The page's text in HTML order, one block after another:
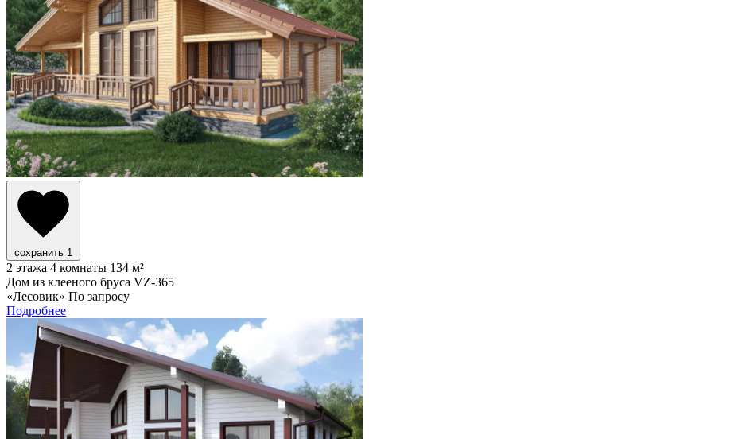
сохранить 1
2 этажа 4 комнаты 134 м²
Дом из клееного бруса VZ-365
«Лесовик» По запросу
Подробнее